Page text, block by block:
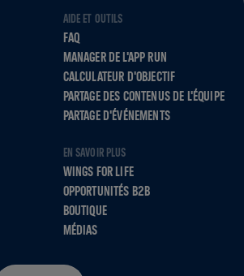
AIDE ET OUTILS
FAQ
MANAGER DE L'APP RUN
CALCULATEUR D'OBJECTIF
PARTAGE DES CONTENUS DE L'ÉQUIPE
PARTAGE D'ÉVÉNEMENTS
EN SAVOIR PLUS
WINGS FOR LIFE
OPPORTUNITÉS B2B
BOUTIQUE
MÉDIAS